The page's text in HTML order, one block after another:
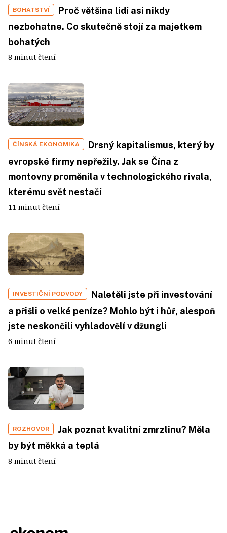
BOHATSTVÍ
Proč většina lidí asi nikdy
nezbohatne. Co skutečně stojí za majetkem
bohatých
8 minut čtení
ČÍNSKÁ EKONOMIKA
Drsný kapitalismus, který by
evropské firmy nepřežily. Jak se Čína z
montovny proměnila v technologického rivala,
kterému svět nestačí
11 minut čtení
INVESTIČNÍ PODVODY
Naletěli jste při investování
a přišli o velké peníze? Mohlo být i hůř, alespoň
jste neskončili vyhladovělí v džungli
6 minut čtení
ROZHOVOR
Jak poznat kvalitní zmrzlinu? Měla
by být měkká a teplá
8 minut čtení